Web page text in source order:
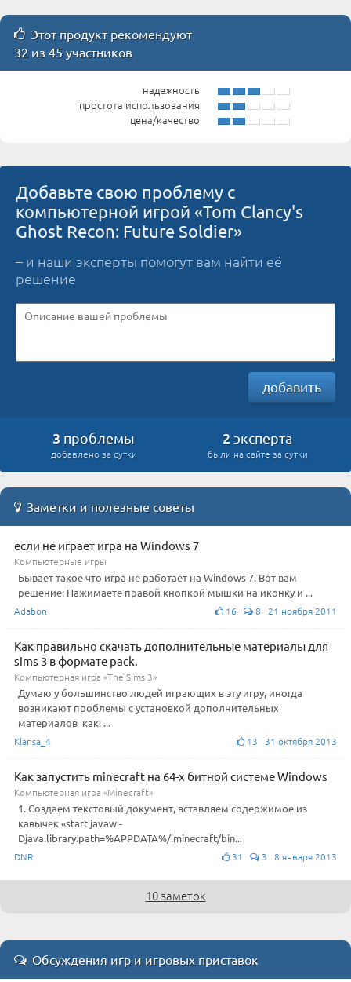
Этот продукт рекомендуют
32 из 45 участников
надежность
простота использования
цена/качество
Добавьте свою проблему с
компьютерной игрой «Tom Clancy's
Ghost Recon: Future Soldier»
– и наши эксперты помогут вам найти её
решение
добавить
3 проблемы
добавлено за сутки
2 эксперта
были на сайте за сутки
Заметки и полезные советы
если не играет игра на Windows 7
Компьютерные игры
Бывает такое что игра не работает на Windows 7. Вот вам
решение: Нажимаете правой кнопкой мышки на иконку и ...
Adabon 16 8 21 ноября 2011
Как правильно скачать дополнительные материалы для
sims 3 в формате pack.
Компьютерная игра «The Sims 3»
Думаю у большинство людей играющих в эту игру, иногда
возникают проблемы с установкой дополнительных
материалов как: ...
Klarisa_4 13 31 октября 2013
Как запустить minecraft на 64-х битной системе Windows
Компьютерная игра «Minecraft»
1. Создаем текстовый документ, вставляем содержимое из
кавычек «start javaw -
Djava.library.path=%APPDATA%/.minecraft/bin...
DNR 31 3 8 января 2013
10 заметок
Обсуждения игр и игровых приставок